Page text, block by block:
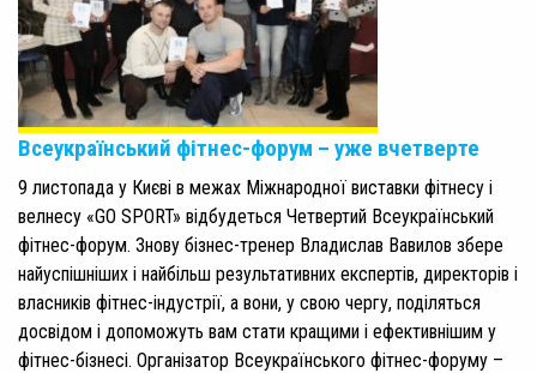
Всеукраїнський фітнес-форум – уже вчетверте
9 листопада у Києві в межах Міжнародної виставки фітнесу і
велнесу «GO SPORT» відбудеться Четвертий Всеукраїнський
фітнес-форум. Знову бізнес-тренер Владислав Вавилов збере
найуспішніших і найбільш результативних експертів, директорів і
власників фітнес-індустрії, а вони, у свою чергу, поділяться
досвідом і допоможуть вам стати кращими і ефективнішим у
фітнес-бізнесі. Організатор Всеукраїнського фітнес-форуму –